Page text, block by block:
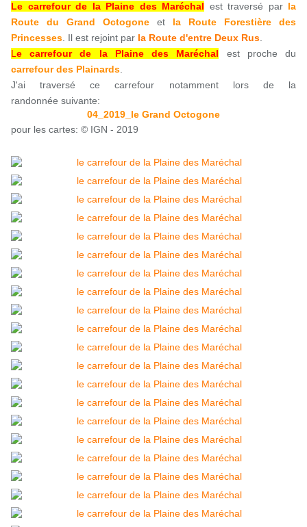
Le carrefour de la Plaine des Maréchal est traversé par la
Route du Grand Octogone et la Route Forestière des
Princesses . Il est rejoint par la Route d'entre Deux Rus
L e carrefour de la Plaine des Maréchal est proche du
carrefour des Plainards
J'ai traversé ce carrefour notamment lors de la
randonnée suivante:
04_2019_le Grand Octogone
pour les cartes: © IGN - 2019